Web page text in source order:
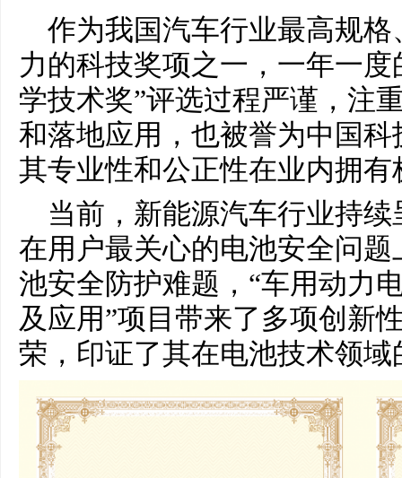
作为我国汽车行业最高规
力的科技奖项之一，一年一
学技术奖”评选过程严谨，注
和落地应用，也被誉为中国科
其专业性和公正性在业内拥有
当前，新能源汽车行业持
在用户最关心的电池安全问
池安全防护难题，“车用动力
及应用”项目带来了多项创新
荣，印证了其在电池技术领